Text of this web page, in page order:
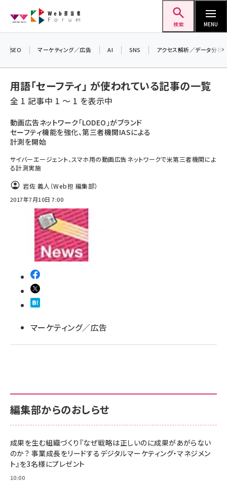
ン
検索 MENU
ai (2804)
note (2312)
セミナー (2303)
z世代 (1622)
meo (1275)
llmo (1161)
SEO マーケティング／広告 AI SNS アクセス解析／データ分析
用語「セーフティ」 が使われている記事の一覧
全 1 記事中 1 ～ 1 を表示中
動画広告ネットワーク「LODEO」がブランド
セーフティ機能を強化、第三者機関IASによる
計測を開始
サイバーエージェント、スマホ用の動画広告ネットワークで米第三者機関によ
る計測実施
岩佐 義人（Web担 編集部）
2017年7月10日 7:00
マーケティング／広告
編集部からのおしらせ
成果を生む組織づくり『なぜ戦略は正しいのに成果があがらない
のか？ 事業成長をリードするデジタルマーケティング・マネジメン
ト』を3名様にプレゼント
10:00
7月24日で創刊20周年。ご回答者には抽選で
プレゼントを差し上げます！
▼アンケートページはこちらから▼